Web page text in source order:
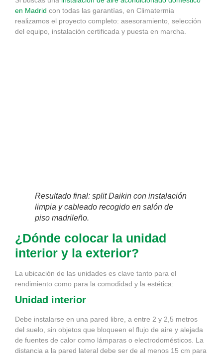
en Madrid con todas las garantías, en Climatermia
realizamos el proyecto completo: asesoramiento, selección
del equipo, instalación certificada y puesta en marcha.
Resultado final: split Daikin con instalación
limpia y cableado recogido en salón de
piso madrileño.
¿Dónde colocar la unidad
interior y la exterior?
La ubicación de las unidades es clave tanto para el
rendimiento como para la comodidad y la estética:
Unidad interior
Debe instalarse en una pared libre, a entre 2 y 2,5 metros
del suelo, sin objetos que bloqueen el flujo de aire y alejada
de fuentes de calor como lámparas o electrodomésticos. La
distancia a la pared lateral debe ser de al menos 15 cm para